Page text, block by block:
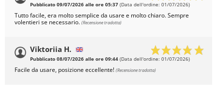
Pubblicato 09/07/2026 alle ore 05:37 (Data dell'ordine: 01/07/2026)
Tutto facile, era molto semplice da usare e molto chiaro. Sempre
volentieri se necessario. (Recensione tradotta)
Viktoriia H.
Pubblicato 08/07/2026 alle ore 09:44 (Data dell'ordine: 01/07/2026)
Facile da usare, posizione eccellente! (Recensione tradotta)